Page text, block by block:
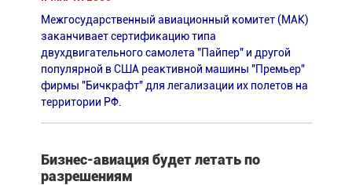
Межгосударственный авиационный комитет (МАК)
заканчивает сертификацию типа
двухдвигательного самолета "Пайпер" и другой
популярной в США реактивной машины "Премьер"
фирмы "Бичкрафт" для легализации их полетов на
территории РФ.
Бизнес-авиация будет летать по
разрешениям